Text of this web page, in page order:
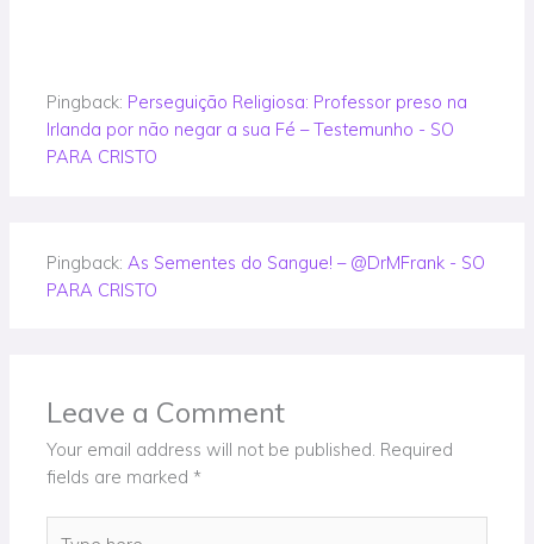
Pingback: Perseguição Religiosa: Professor preso na
Irlanda por não negar a sua Fé – Testemunho - SO
PARA CRISTO
Pingback: As Sementes do Sangue! – @DrMFrank - SO
PARA CRISTO
Leave a Comment
Your email address will not be published. Required
fields are marked *